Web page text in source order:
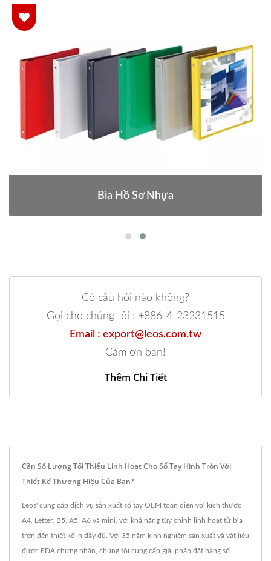
Bìa Hồ Sơ Nhựa
Có câu hỏi nào không?
Gọi cho chúng tôi : +886-4-23231515
Email : export@leos.com.tw
Cảm ơn bạn!
Thêm Chi Tiết
Cần Số Lượng Tối Thiểu Linh Hoạt Cho Sổ Tay Hình Tròn Với
Thiết Kế Thương Hiệu Của Bạn?
Leos' cung cấp dịch vụ sản xuất sổ tay OEM toàn diện với kích thước
A4, Letter, B5, A5, A6 và mini, với khả năng tùy chỉnh linh hoạt từ bìa
trơn đến thiết kế in đầy đủ. Với 35 năm kinh nghiệm sản xuất và vật liệu
được FDA chứng nhận, chúng tôi cung cấp giải pháp đặt hàng số